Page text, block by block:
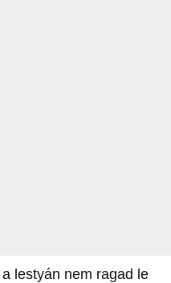
lestyán nem ragad le